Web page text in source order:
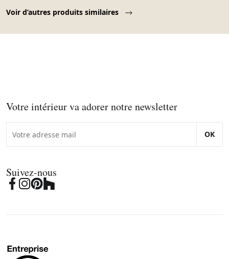
Voir d’autres produits similaires
Votre intérieur va adorer notre newsletter
OK
Suivez-nous